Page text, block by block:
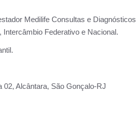
Medilife Consultas e Diagnósticos
Intercâmbio Federativo e Nacional.
02, Alcântara, São Gonçalo-RJ